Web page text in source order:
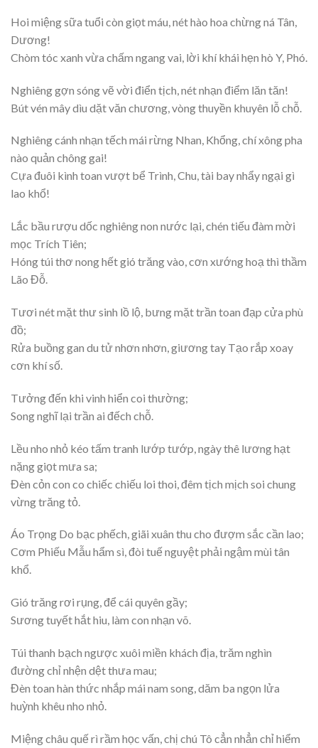
Hoi miệng sữa tuổi còn giọt máu, nét hào hoa chừng ná Tân,
Dương!
Chòm tóc xanh vừa chấm ngang vai, lời khí khái hẹn hò Y, Phó.
Nghiêng gợn sóng vẽ vời điển tịch, nét nhạn điểm lăn tăn!
Bút vén mây dìu dặt văn chương, vòng thuyền khuyên lỗ chỗ.
Nghiêng cánh nhạn tếch mái rừng Nhan, Khổng, chí xông pha
nào quản chông gai!
Cựa đuôi kình toan vượt bể Trình, Chu, tài bay nhẩy ngại gì
lao khổ!
Lắc bầu rượu dốc nghiêng non nước lại, chén tiếu đàm mời
mọc Trích Tiên;
Hóng túi thơ nong hết gió trăng vào, cơn xướng hoạ thì thầm
Lão Đỗ.
Tươi nét mặt thư sinh lồ lộ, bưng mặt trần toan đạp cửa phù
đồ;
Rửa buồng gan du tử nhơn nhơn, giương tay Tạo rắp xoay
cơn khí số.
Tưởng đến khi vinh hiển coi thường;
Song nghĩ lại trần ai đếch chỗ.
Lều nho nhỏ kéo tấm tranh lướp tướp, ngày thê lương hạt
nặng giọt mưa sa;
Đèn cỏn con co chiếc chiếu loi thoi, đêm tịch mịch soi chung
vừng trăng tỏ.
Áo Trọng Do bạc phếch, giãi xuân thu cho đượm sắc cần lao;
Cơm Phiếu Mẫu hẩm sì, đòi tuế nguyệt phải ngậm mùi tân
khổ.
Gió trăng rơi rụng, để cái quyên gầy;
Sương tuyết hắt hiu, làm con nhạn võ.
Túi thanh bạch ngược xuôi miền khách địa, trăm nghìn
đường chỉ nhện dệt thưa mau;
Đèn toan hàn thức nhắp mái nam song, dăm ba ngọn lửa
huỳnh khêu nho nhỏ.
Miệng châu quế rì rầm học vấn, chị chú Tô cẳn nhẳn chỉ hiểm